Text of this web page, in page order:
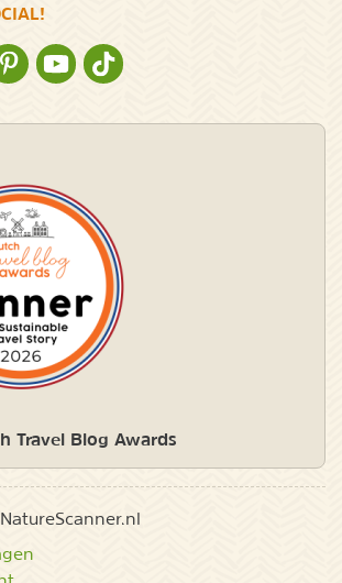
OP FACEBOOKOP INSTAGRAM
NATURESCANNER OP PINTEREST
NATURESCANNER OP YOUTUBE
NATURESCANNER OP TIKTOK
Travel Blog Awards